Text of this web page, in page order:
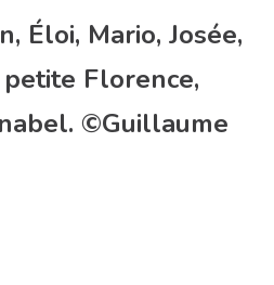
Éloi, Mario, Josée,
Florence,
©Guillaume